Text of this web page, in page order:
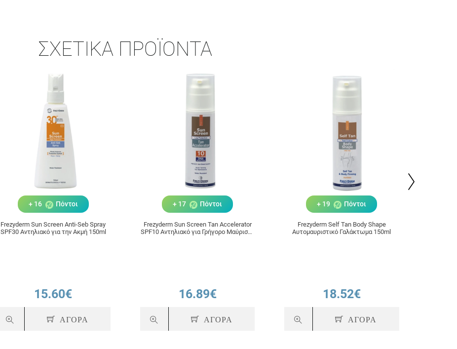
ΣΧΕΤΙΚΆ ΠΡΟΪΌΝΤΑ
+ 16 Πόντοι
Frezyderm Sun Screen Anti-Seb Spray
SPF30 Αντηλιακό για την Ακμή 150ml
15.60€
ΑΓΟΡΑ
+ 17 Πόντοι
Frezyderm Sun Screen Tan Accelerator
SPF10 Αντηλιακό για Γρήγορο Μαύρισμα
16.89€
ΑΓΟΡΑ
+ 19 Πόντοι
Frezyderm Self Tan Body Shape
Αυτομαυριστικό Γαλάκτωμα 150ml
18.52€
ΑΓΟΡΑ